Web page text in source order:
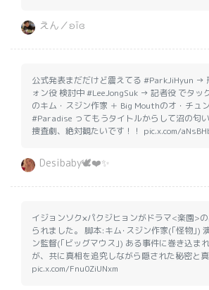
えん／ʚïɞ
公式発表まだだけど震えてる #ParkJiHyun →
ォン役 検討中 #LeeJongSuk → 記者役 でタッ
のキム・スジン作家 ＋ Big Mouthのオ・チュ
#Paradise ってもうタイトルからして沼の匂
捜査劇、絶対観たいです！！ pic.x.com/
Desibaby🕊️❤️✨
イジョンソク×パクジヒョンがドラマ<楽園>
られました。 脚本:キム･スジン作家(｢怪物｣)
ン監督(｢ビッグマウス｣) ある事件に巻き込ま
が、共に真相を追究しながら隠された秘密と
pic.x.com/Fnu0ZiUNxm